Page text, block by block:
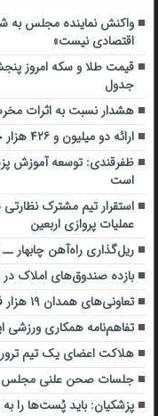
واکنش نماینده مجلس به
اقتصادی نیست»
جدول
هشدار نسبت به اثرات
ارائه دو میلیون و ۴۲۶ هزار خدمت بهداشتی و درمانی به زائران
ظفرقندی: توسعه آموزش
است
استقرار تیم مشترک نظارتی
عملیات پروازی اربعین
ریل‌گذاری راه‌آهن چابهار
بازده صندوق‌های املاک
تعاونی‌های همدان ۱۹ هزار فرصت شغلی ایجاد کرده‌اند
تفاهم‌نامه همکاری ورزشی
هلاکت اعضای یک تیم
جلسات صحن علنی مجلس
پزشکیان: باید پُست‌ها را به